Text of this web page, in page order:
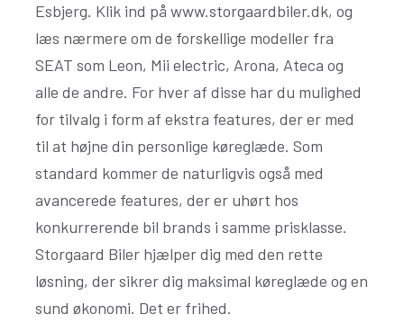
Esbjerg. Klik ind på www.storgaardbiler.dk, og
læs nærmere om de forskellige modeller fra
SEAT som Leon, Mii electric, Arona, Ateca og
alle de andre. For hver af disse har du mulighed
for tilvalg i form af ekstra features, der er med
til at højne din personlige køreglæde. Som
standard kommer de naturligvis også med
avancerede features, der er uhørt hos
konkurrerende bil brands i samme prisklasse.
Storgaard Biler hjælper dig med den rette
løsning, der sikrer dig maksimal køreglæde og en
sund økonomi. Det er frihed.